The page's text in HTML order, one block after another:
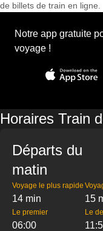
de billets de train en ligne.
Notre app gratuite
voyage !
Horaires Train
Départs du
matin
Voyage le plus rapide
14 min 15
Le premier
06:00
Le